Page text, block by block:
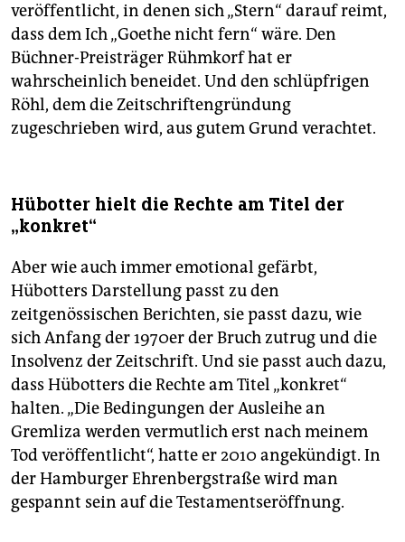
veröffentlicht, in denen sich „Stern“ darauf reimt,
dass dem Ich „Goethe nicht fern“ wäre. Den
Büchner-Preisträger Rühmkorf hat er
wahrscheinlich beneidet. Und den schlüpfrigen
Röhl, dem die Zeitschriftengründung
zugeschrieben wird, aus gutem Grund verachtet.
Hübotter hielt die Rechte am Titel der
„konkret“
Aber wie auch immer emotional gefärbt,
Hübotters Darstellung passt zu den
zeitgenössischen Berichten, sie passt dazu, wie
sich Anfang der 1970er der Bruch zutrug und die
Insolvenz der Zeitschrift. Und sie passt auch dazu,
dass Hübotters die Rechte am Titel „konkret“
halten. „Die Bedingungen der Ausleihe an
Gremliza werden vermutlich erst nach meinem
Tod veröffentlicht“, hatte er 2010 angekündigt. In
der Hamburger Ehrenbergstraße wird man
gespannt sein auf die Testamentseröffnung.